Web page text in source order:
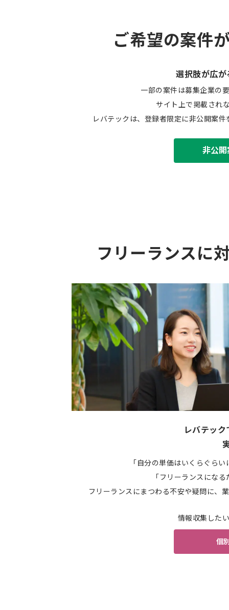
ご希望の案件
選択肢が広が
一部の案件は募集企業の
サイト上で掲載され
レバテックは、登録者限定に非公開案
非公
フリーランスに
レバテッ
「自分の単価はいくらぐら
「フリーランスにな
フリーランスにまつわる不安や疑問に、
情報収集した
個